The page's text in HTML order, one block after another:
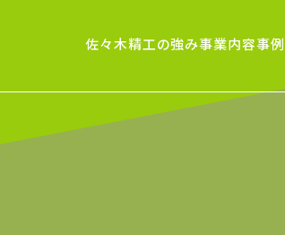
佐々木精工の強み事業内容事例